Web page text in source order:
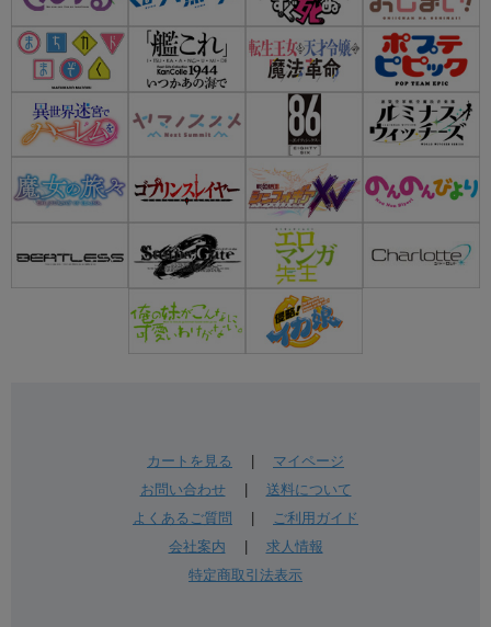
カートを見る
マイページ
お問い合わせ| 送料について
よくあるご質問
ご利用ガイド
会社案内
求人情報
特定商取引法表示